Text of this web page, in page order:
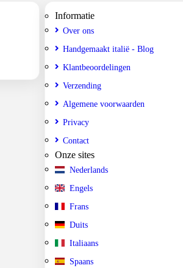
Informatie
Over ons
Handgemaakt italië - Blog
Klantbeoordelingen
Verzending
Algemene voorwaarden
Privacy
Contact
Onze sites
Nederlands
Engels
Frans
Duits
Italiaans
Spaans